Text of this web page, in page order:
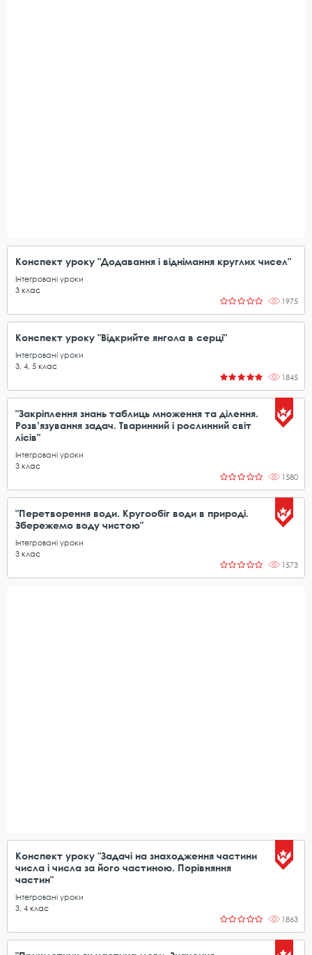
Конспект уроку "Додавання і віднімання круглих чисел"
Інтегровані уроки
3 клас
1975
Конспект уроку "Відкрийте янгола в серці"
Інтегровані уроки
3 4 5 клас
1845
"Закріплення знань таблиць множення та ділення.
Розв’язування задач. Тваринний і рослинний світ
лісів"
Інтегровані уроки
3 клас
1580
"Перетворення води. Кругообіг води в природі.
Збережемо воду чистою"
Інтегровані уроки
3 клас
1573
Конспект уроку "Задачі на знаходження частини
числа і числа за його частиною. Порівняння
частин"
Інтегровані уроки
3 4 клас
1863